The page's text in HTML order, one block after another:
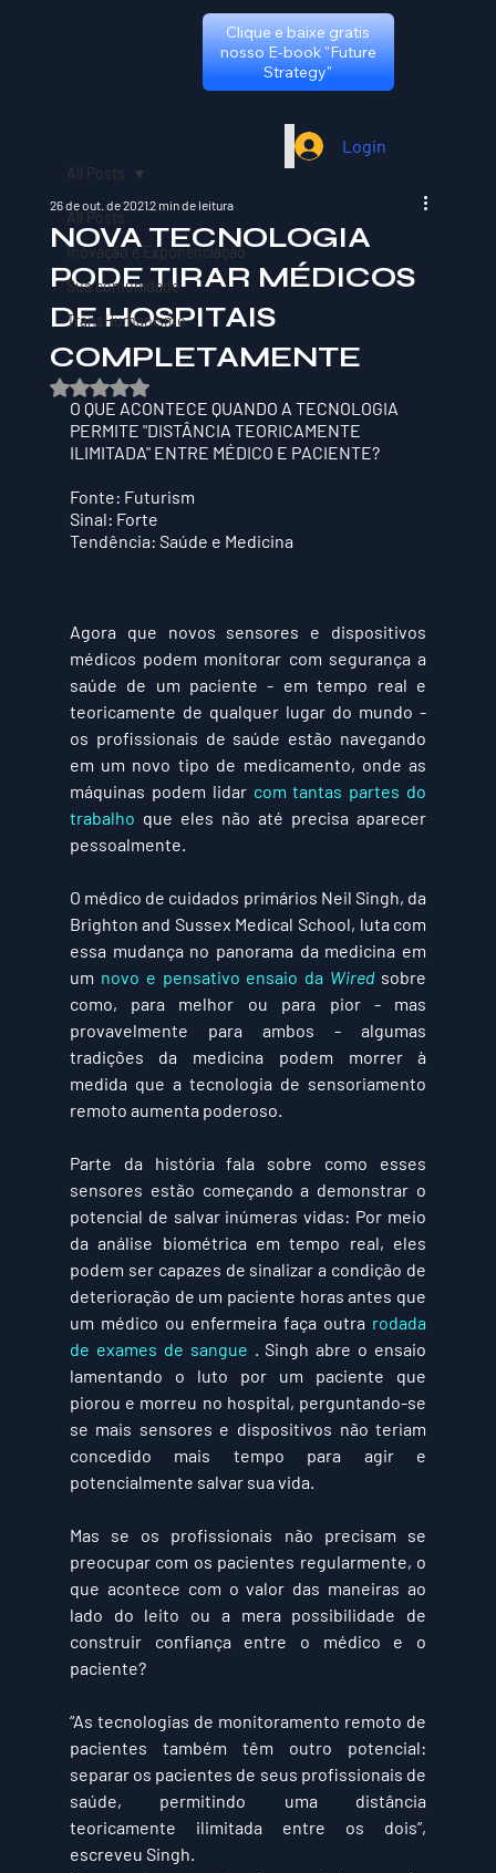
Clique e baixe gratis
nosso E-book "Future
Strategy"
Login
All Posts
Inovação e Exponenciação
Sua comunidade
TransHumanismo
All Posts
NOVA TECNOLOGIA
PODE TIRAR MÉDICOS
DE HOSPITAIS
COMPLETAMENTE
26 de out. de 20212 min de leitura
Avaliado com NaN de 5 estrelas.
O QUE ACONTECE QUANDO A TECNOLOGIA
PERMITE "DISTÂNCIA TEORICAMENTE
ILIMITADA" ENTRE MÉDICO E PACIENTE?
Fonte: Futurism
Sinal: Forte
Tendência: Saúde e Medicina
Agora que novos sensores e dispositivos
médicos podem monitorar com segurança a
saúde de um paciente - em tempo real e
teoricamente de qualquer lugar do mundo -
os profissionais de saúde estão navegando
em um novo tipo de medicamento, onde as
máquinas podem lidar com tantas partes do
trabalho que eles não até precisa aparecer
pessoalmente.
O médico de cuidados primários Neil Singh, da
Brighton and Sussex Medical School, luta com
essa mudança no panorama da medicina em
um novo e pensativo ensaio da Wired sobre
como, para melhor ou para pior - mas
provavelmente para ambos - algumas
tradições da medicina podem morrer à
medida que a tecnologia de sensoriamento
remoto aumenta poderoso.
Parte da história fala sobre como esses
sensores estão começando a demonstrar o
potencial de salvar inúmeras vidas: Por meio
da análise biométrica em tempo real, eles
podem ser capazes de sinalizar a condição de
deterioração de um paciente horas antes que
um médico ou enfermeira faça outra rodada
de exames de sangue . Singh abre o ensaio
lamentando o luto por um paciente que
piorou e morreu no hospital, perguntando-se
se mais sensores e dispositivos não teriam
concedido mais tempo para agir e
potencialmente salvar sua vida.
Mas se os profissionais não precisam se
preocupar com os pacientes regularmente, o
que acontece com o valor das maneiras ao
lado do leito ou a mera possibilidade de
construir confiança entre o médico e o
paciente?
“As tecnologias de monitoramento remoto de
pacientes também têm outro potencial:
separar os pacientes de seus profissionais de
saúde, permitindo uma distância
teoricamente ilimitada entre os dois”,
escreveu Singh.